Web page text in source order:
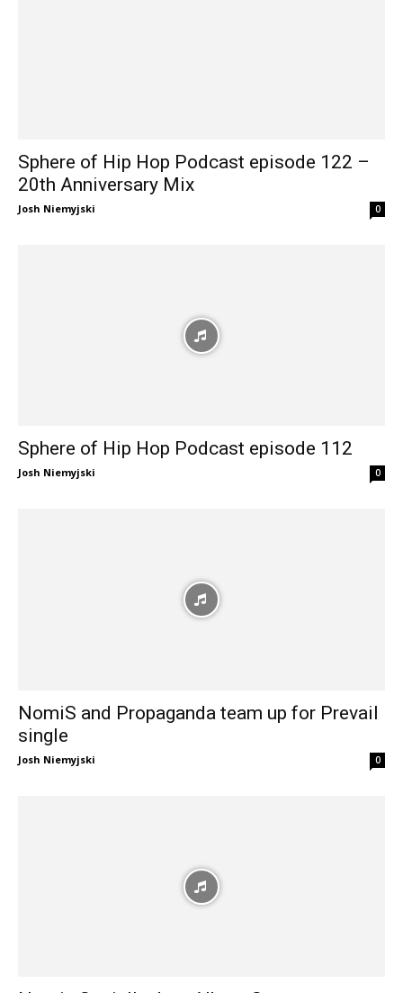
Sphere of Hip Hop Podcast episode 122 –
20th Anniversary Mix
Josh Niemyjski 0
Sphere of Hip Hop Podcast episode 112
Josh Niemyjski 0
NomiS and Propaganda team up for Prevail
single
Josh Niemyjski 0